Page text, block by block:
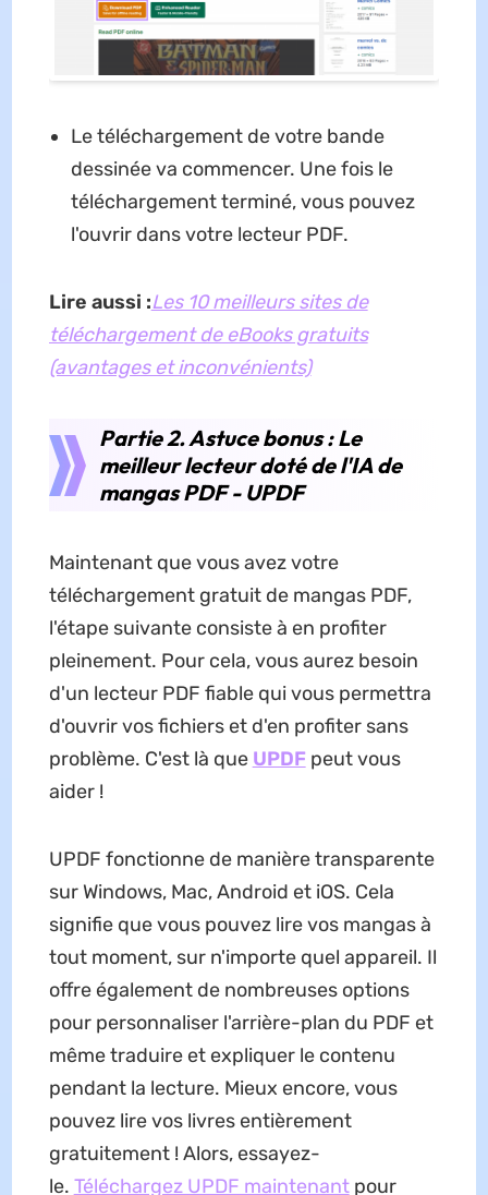
Le téléchargement de votre bande
dessinée va commencer. Une fois le
téléchargement terminé, vous pouvez
l'ouvrir dans votre lecteur PDF.
Lire aussi :Les 10 meilleurs sites de
téléchargement de eBooks gratuits
(avantages et inconvénients)
Partie 2. Astuce bonus : Le
meilleur lecteur doté de l'IA de
mangas PDF - UPDF
Maintenant que vous avez votre
téléchargement gratuit de mangas PDF,
l'étape suivante consiste à en profiter
pleinement. Pour cela, vous aurez besoin
d'un lecteur PDF fiable qui vous permettra
d'ouvrir vos fichiers et d'en profiter sans
problème. C'est là que UPDF peut vous
aider !
UPDF fonctionne de manière transparente
sur Windows, Mac, Android et iOS. Cela
signifie que vous pouvez lire vos mangas à
tout moment, sur n'importe quel appareil. Il
offre également de nombreuses options
pour personnaliser l'arrière-plan du PDF et
même traduire et expliquer le contenu
pendant la lecture. Mieux encore, vous
pouvez lire vos livres entièrement
gratuitement ! Alors, essayez-
le. Téléchargez UPDF maintenantpour